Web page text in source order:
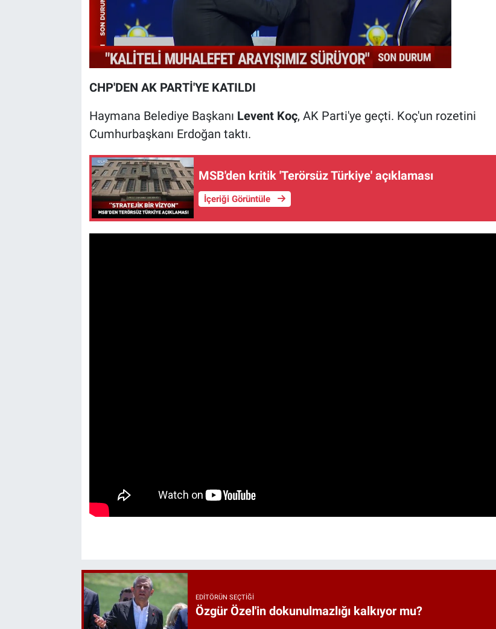
CHP'DEN AK PARTİ'YE KATILDI
Haymana Belediye Başkanı Levent Koç, AK Parti'ye geçti. Koç'un rozetini
Cumhurbaşkanı Erdoğan taktı.
MSB'den kritik 'Terörsüz Türkiye' açıklaması
İçeriği Görüntüle
EDITÖRÜN SEÇTIĞI
Özgür Özel'in dokunulmazlığı kalkıyor mu?